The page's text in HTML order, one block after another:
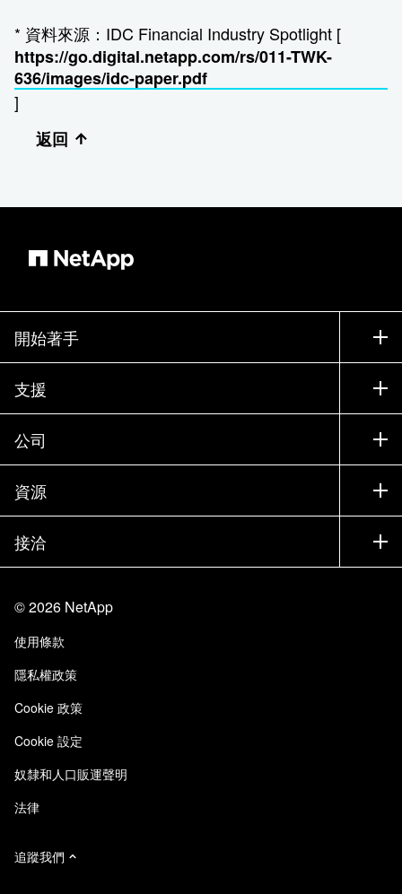
* 資料來源：IDC Financial Industry Spotlight [
https://go.digital.netapp.com/rs/011-TWK-
636/images/idc-paper.pdf
]
返回
開始著手
如何購買
聯絡銷售人員
尋找合作夥伴
試用產品
執行簡報
產品（依英文字母順序排列）
支援
支援
訓練
說明文件
知識庫
社群
公司
公司
合作夥伴
工作機會
信任中心
責任與永續
品質認證
NetApp Instaclustr
資源
新聞
活動
部落格
客戶使用經驗
客戶成功案例
接洽
網站意見反應
存取性
電子郵件訂閱
©2026 NetApp
使用條款
隱私權政策
Cookie 政策
Cookie 設定
奴隸和人口販運聲明
法律
追蹤我們